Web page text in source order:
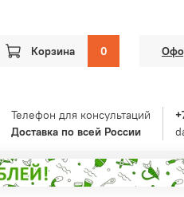
Корзина 0
Телефон для консультаций
Доставка по всей России